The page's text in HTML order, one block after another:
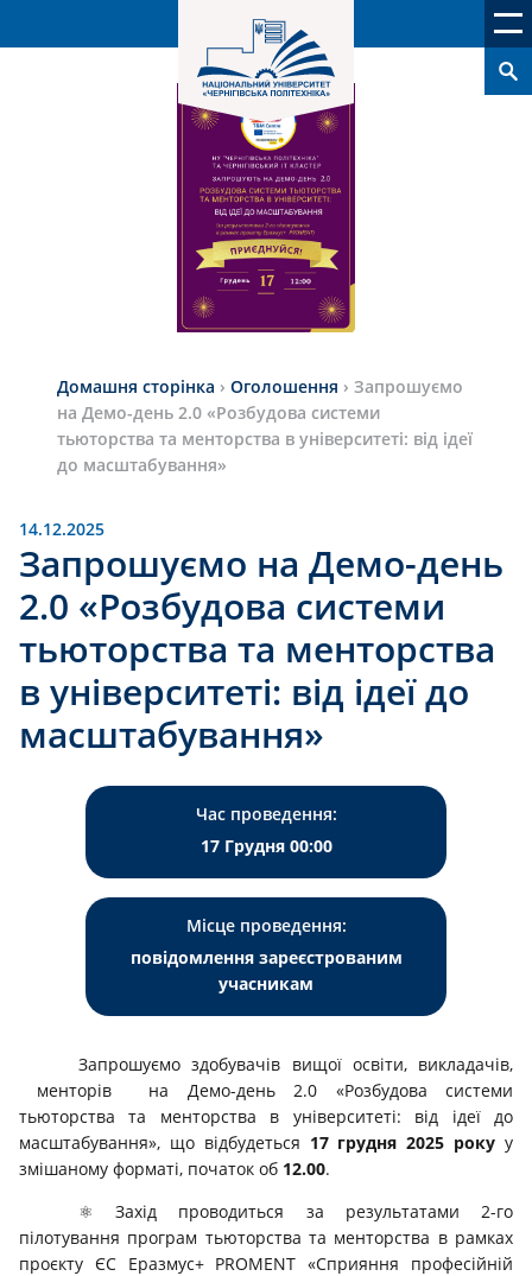
Домашня сторінка › Оголошення › Запрошуємо
на Демо-день 2.0 «Розбудова системи
тьюторства та менторства в університеті: від ідеї
до масштабування»
14.12.2025
Запрошуємо на Демо-день
2.0 «Розбудова системи
тьюторства та менторства
в університеті: від ідеї до
масштабування»
Час проведення:
17 Грудня 00:00
Місце проведення:
повідомлення зареєстрованим
учасникам
Запрошуємо здобувачів вищої освіти, викладачів,
менторів на Демо-день 2.0 «Розбудова системи
тьюторства та менторства в університеті: від ідеї до
масштабування», що відбудеться 17 грудня 2025 року у
змішаному форматі, початок об 12.00.
⚛️ Захід проводиться за результатами 2-го
пілотування програм тьюторства та менторства в рамках
проєкту ЄС Еразмус+ PROMENT «Сприяння професійній